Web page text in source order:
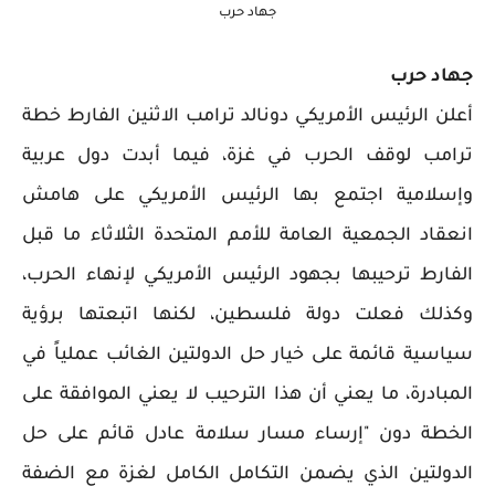
جهاد حرب
جهاد حرب
أعلن الرئيس الأمريكي دونالد ترامب الاثنين الفارط خطة
ترامب لوقف الحرب في غزة، فيما أبدت دول عربية
وإسلامية اجتمع بها الرئيس الأمريكي على هامش
انعقاد الجمعية العامة للأمم المتحدة الثلاثاء ما قبل
الفارط ترحيبها بجهود الرئيس الأمريكي لإنهاء الحرب،
وكذلك فعلت دولة فلسطين، لكنها اتبعتها برؤية
سياسية قائمة على خيار حل الدولتين الغائب عملياً في
المبادرة، ما يعني أن هذا الترحيب لا يعني الموافقة على
الخطة دون "إرساء مسار سلامة عادل قائم على حل
الدولتين الذي يضمن التكامل الكامل لغزة مع الضفة